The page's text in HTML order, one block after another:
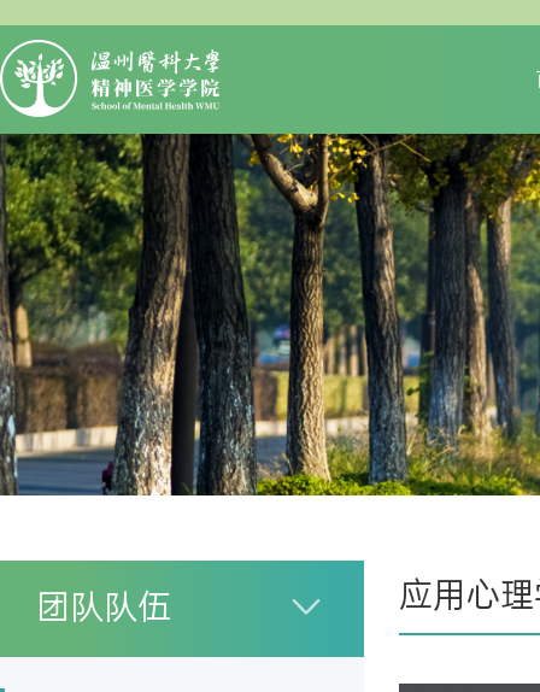
团队队伍 应用心